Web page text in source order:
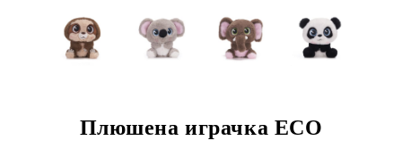
Плюшена играчка ECO